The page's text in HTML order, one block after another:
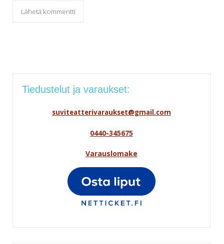
Tiedustelut ja varaukset:
suviteatterivaraukset@gmail.com
0440-345675
Varauslomake